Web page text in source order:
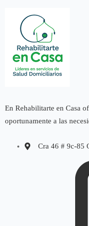
En Rehabilitarte en Casa
oportunamente a las
Cra 46 # 9c-85